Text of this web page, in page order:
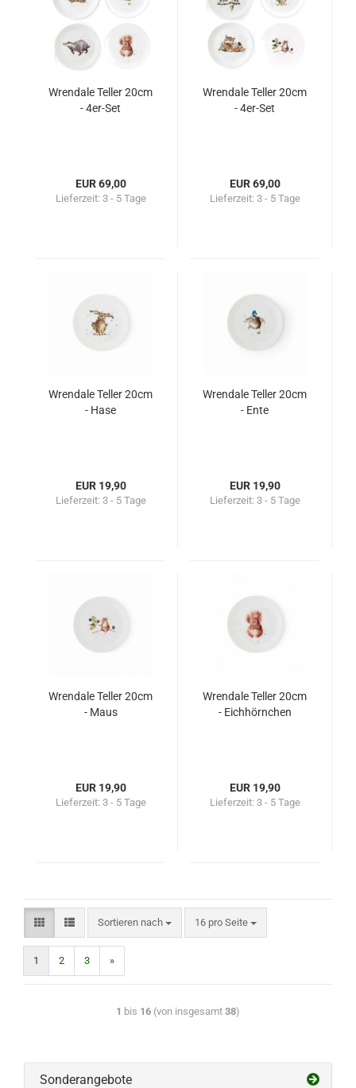
Wrendale Teller 20cm
- 4er-Set
EUR 69,00
Lieferzeit: 3 - 5 Tage
Wrendale Teller 20cm
- 4er-Set
EUR 69,00
Lieferzeit: 3 - 5 Tage
Wrendale Teller 20cm
- Hase
EUR 19,90
Lieferzeit: 3 - 5 Tage
Wrendale Teller 20cm
- Ente
EUR 19,90
Lieferzeit: 3 - 5 Tage
Wrendale Teller 20cm
- Maus
EUR 19,90
Lieferzeit: 3 - 5 Tage
Wrendale Teller 20cm
- Eichhörnchen
EUR 19,90
Lieferzeit: 3 - 5 Tage
Sortieren nach 16 pro Seite
1 2 3 »
1 bis 16 (von insgesamt 38)
Sonderangebote